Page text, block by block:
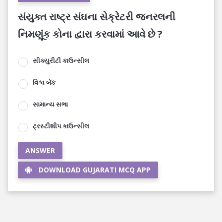
સંયુક્ત રાષ્ટ્ર સંઘના સેક્રેટરી જનરલની
નિમણૂંક કોના દ્વારા કરવામાં આવે છે ?
સીક્યુરીટી કાઉન્સીલ
વિશ્વ બેંક
સામાન્ય સભા
ટ્રસ્ટીશીપ કાઉન્સીલ
ANSWER
DOWNLOAD GUJARATI MCQ APP